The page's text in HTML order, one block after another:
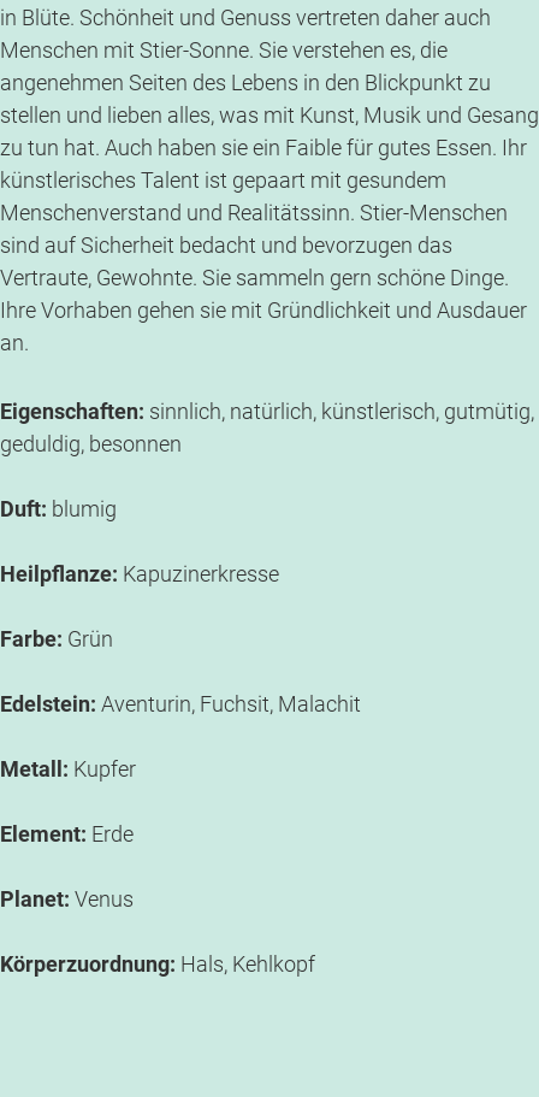
in Blüte. Schönheit und Genuss vertreten daher auch
Menschen mit Stier-Sonne. Sie verstehen es, die
angenehmen Seiten des Lebens in den Blickpunkt zu
stellen und lieben alles, was mit Kunst, Musik und Gesang
zu tun hat. Auch haben sie ein Faible für gutes Essen. Ihr
künstlerisches Talent ist gepaart mit gesundem
Menschenverstand und Realitätssinn. Stier-Menschen
sind auf Sicherheit bedacht und bevorzugen das
Vertraute, Gewohnte. Sie sammeln gern schöne Dinge.
Ihre Vorhaben gehen sie mit Gründlichkeit und Ausdauer
an.
Eigenschaften: sinnlich, natürlich, künstlerisch, gutmütig,
geduldig, besonnen
Duft: blumig
Heilpflanze: Kapuzinerkresse
Farbe: Grün
Edelstein: Aventurin, Fuchsit, Malachit
Metall: Kupfer
Element: Erde
Planet: Venus
Körperzuordnung: Hals, Kehlkopf